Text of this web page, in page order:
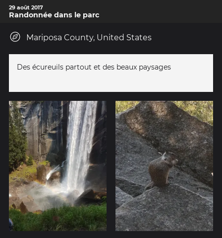
29 août 2017
Randonnée dans le parc
Mariposa County, United States
Des écureuils partout et des beaux paysages